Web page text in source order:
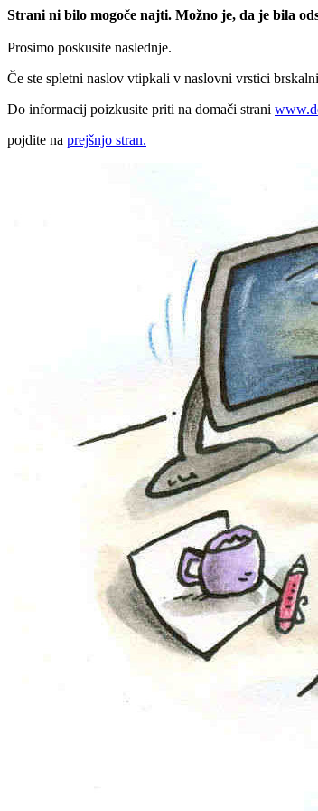
Strani ni bilo mogoče najti. Možno je, da je bila
Prosimo poskusite naslednje.
Če ste spletni naslov vtipkali v naslovni vrstici
Do informacij poizkusite priti na domači strani
pojdite na prejšnjo stran.